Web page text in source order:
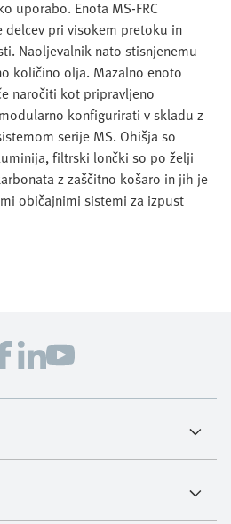
uporabo. Enota MS-FRC
pri visokem pretoku in
Naoljevalnik nato stisnjenemu
količino olja. Mazalno enoto
naročiti kot pripravljeno
konfigurirati v skladu z
serije MS. Ohišja so
filtrski lončki so po želji
z zaščitno košaro in jih je
običajnimi sistemi za izpust